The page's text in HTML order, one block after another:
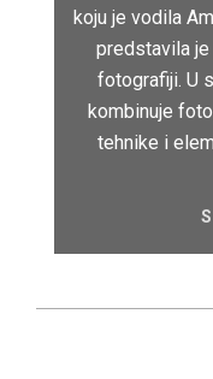
koju je vodila
predstavila
fotografiji. U
kombinuje
tehnike i